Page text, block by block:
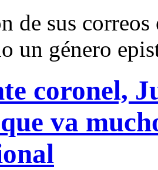
de sus
un género
coronel,
va